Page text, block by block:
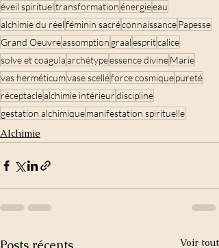
éveil spiritueltransformationénergieeau
alchimie du réelféminin sacréconnaissancePapesse
Grand Oeuvreassomption graalespritcalice
solve et coagulaarchétypeessence divineMarie
vas herméticumvase scelléforce cosmiquepureté
réceptaclealchimie intérieurdiscipline
gestation alchimiquemanifestation spirituelle
Alchimie
Voir tout